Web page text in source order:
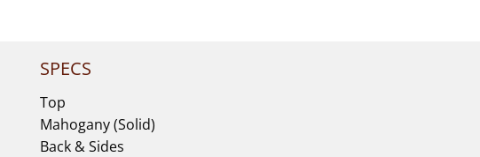
SPECS
Top
Mahogany (Solid)
Back & Sides